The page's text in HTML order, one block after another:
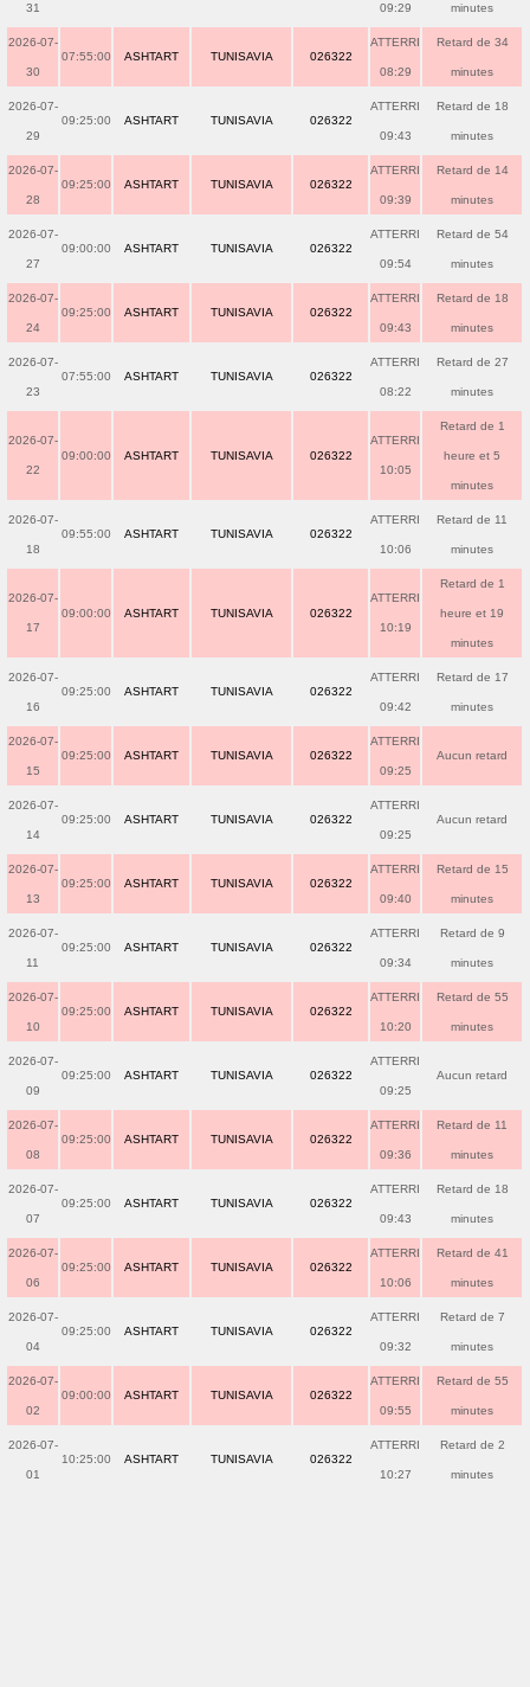
31 09:29 minutes
2026-07-
30
07:55:00 ASHTART TUNISAVIA 026322
ATTERRI
08:29
Retard de 34
minutes
2026-07-
29
09:25:00 ASHTART TUNISAVIA 026322
ATTERRI
09:43
Retard de 18
minutes
2026-07-
28
09:25:00 ASHTART TUNISAVIA 026322
ATTERRI
09:39
Retard de 14
minutes
2026-07-
27
09:00:00 ASHTART TUNISAVIA 026322
ATTERRI
09:54
Retard de 54
minutes
2026-07-
24
09:25:00 ASHTART TUNISAVIA 026322
ATTERRI
09:43
Retard de 18
minutes
2026-07-
23
07:55:00 ASHTART TUNISAVIA 026322
ATTERRI
08:22
Retard de 27
minutes
2026-07-
22
09:00:00 ASHTART TUNISAVIA 026322
ATTERRI
10:05
Retard de 1
heure et 5
minutes
2026-07-
18
09:55:00 ASHTART TUNISAVIA 026322
ATTERRI
10:06
Retard de 11
minutes
2026-07-
17
09:00:00 ASHTART TUNISAVIA 026322
ATTERRI
10:19
Retard de 1
heure et 19
minutes
2026-07-
16
09:25:00 ASHTART TUNISAVIA 026322
ATTERRI
09:42
Retard de 17
minutes
2026-07-
15
09:25:00 ASHTART TUNISAVIA 026322
ATTERRI
09:25
Aucun retard
2026-07-
14
09:25:00 ASHTART TUNISAVIA 026322
ATTERRI
09:25
Aucun retard
2026-07-
13
09:25:00 ASHTART TUNISAVIA 026322
ATTERRI
09:40
Retard de 15
minutes
2026-07-
11
09:25:00 ASHTART TUNISAVIA 026322
ATTERRI
09:34
Retard de 9
minutes
2026-07-
10
09:25:00 ASHTART TUNISAVIA 026322
ATTERRI
10:20
Retard de 55
minutes
2026-07-
09
09:25:00 ASHTART TUNISAVIA 026322
ATTERRI
09:25
Aucun retard
2026-07-
08
09:25:00 ASHTART TUNISAVIA 026322
ATTERRI
09:36
Retard de 11
minutes
2026-07-
07
09:25:00 ASHTART TUNISAVIA 026322
ATTERRI
09:43
Retard de 18
minutes
2026-07-
06
09:25:00 ASHTART TUNISAVIA 026322
ATTERRI
10:06
Retard de 41
minutes
2026-07-
04
09:25:00 ASHTART TUNISAVIA 026322
ATTERRI
09:32
Retard de 7
minutes
2026-07-
02
09:00:00 ASHTART TUNISAVIA 026322
ATTERRI
09:55
Retard de 55
minutes
2026-07-
01
10:25:00 ASHTART TUNISAVIA 026322
ATTERRI
10:27
Retard de 2
minutes